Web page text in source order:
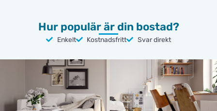
Hur populär är din bostad?
Enkelt Kostnadsfritt Svar direkt